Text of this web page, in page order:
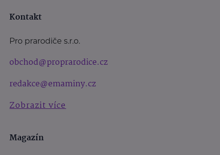
Kontakt
Pro prarodiče s.r.o.
obchod@proprarodice.cz
redakce@emaminy.cz
Zobrazit více
Magazín